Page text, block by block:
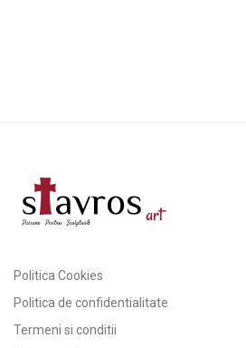
Politica Cookies
Politica de confidentialitate
Termeni si conditii